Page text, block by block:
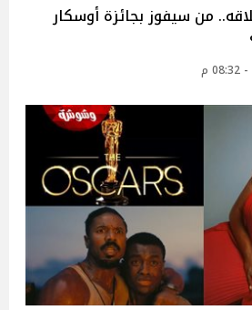
من سيفوز بجائزة أوسكار